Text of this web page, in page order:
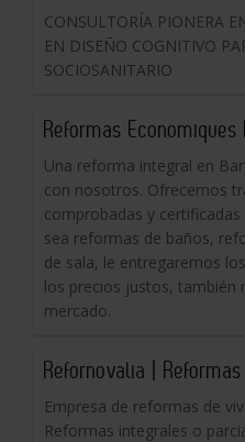
CONSULTORÍA PIONERA
EN DISEÑO COGNITIVO
SOCIOSANITARIO
Reformas Economiques
Una reforma integral en
con nosotros. Ofrecemos
comprobadas y
sea reformas de baños,
de sala, le entregaremos
los precios justos, también
mercado.
Refornovalia |
Empresa de reformas de
Reformas integrales o